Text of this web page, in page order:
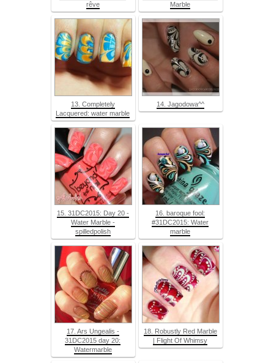
rêve
Marble
13. Completely
Lacquered: water marble
14. Jagodowa^^
15. 31DC2015: Day 20 -
Water Marble -
spilledpolish
16. baroque fool:
#31DC2015: Water
marble
17. Ars Ungealis -
31DC2015 day 20:
Watermarble
18. Robustly Red Marble
| Flight Of Whimsy